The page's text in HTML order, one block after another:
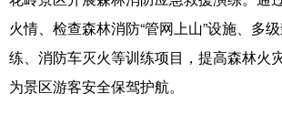
文化产业
地方频道
火情、检查森林消防“管网上山”设施、多
练、消防车灭火等训练项目，提高森林火
为景区游客安全保驾护航。